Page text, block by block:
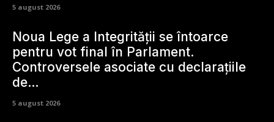
5 august 2026
Noua Lege a Integrității se întoarce
pentru vot final în Parlament.
Controversele asociate cu declarațiile
de…
5 august 2026